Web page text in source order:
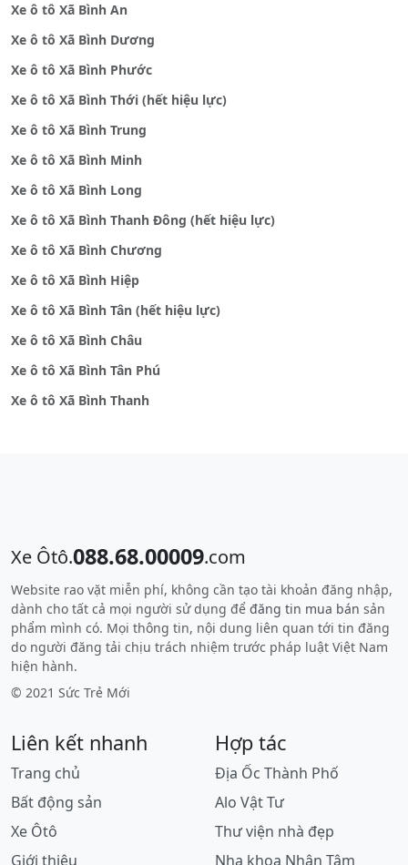
Xe ô tô Xã Bình An
Xe ô tô Xã Bình Dương
Xe ô tô Xã Bình Phước
Xe ô tô Xã Bình Thới (hết hiệu lực)
Xe ô tô Xã Bình Trung
Xe ô tô Xã Bình Minh
Xe ô tô Xã Bình Long
Xe ô tô Xã Bình Thanh Đông (hết hiệu lực)
Xe ô tô Xã Bình Chương
Xe ô tô Xã Bình Hiệp
Xe ô tô Xã Bình Tân (hết hiệu lực)
Xe ô tô Xã Bình Châu
Xe ô tô Xã Bình Tân Phú
Xe ô tô Xã Bình Thanh
Xe Ôtô.088.68.00009.com
Website rao vặt miễn phí, không cần tạo tài khoản đăng nhập,
dành cho tất cả mọi người sử dụng để đăng tin mua bán sản
phẩm mình có. Mọi thông tin, nội dung liên quan tới tin đăng
do người đăng tải chịu trách nhiệm trước pháp luật Việt Nam
hiện hành.
© 2021 Sức Trẻ Mới
Liên kết nhanh
Trang chủ
Bất động sản
Xe Ôtô
Giới thiệu
Hợp tác
Địa Ốc Thành Phố
Alo Vật Tư
Thư viện nhà đẹp
Nha khoa Nhân Tâm